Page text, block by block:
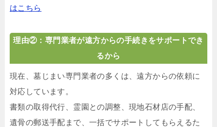
はこちら
理由②：専門業者が遠方からの手続きをサポートでき
るから
現在、墓じまい専門業者の多くは、遠方からの依頼に
対応しています。
書類の取得代行、霊園との調整、現地石材店の手配、
遺骨の郵送手配まで、一括でサポートしてもらえるた